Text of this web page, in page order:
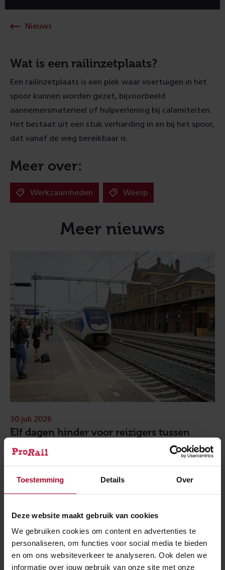
Toestemming Details Over
Deze website maakt gebruik van cookies
We gebruiken cookies om content en advertenties te
personaliseren, om functies voor social media te bieden
en om ons websiteverkeer te analyseren. Ook delen we
informatie over jouw gebruik van onze site met onze
Nieuws
Wat is een railinzetplaats?
Een railinzetplaats is een plek waar voertuigen in het
spoor kunnen worden gezet, bijvoorbeeld
aannemersmaterieel of hulpverlening bij calamiteiten.
Het bestaat uit een stuk verharding in en bij het spoor,
dat vanaf de weg bereikbaar is.
Meer over:
Werkzaamheden Weesp
Meer nieuws
Elf dagen hinder voor reizigers tussen
30 juli 2026